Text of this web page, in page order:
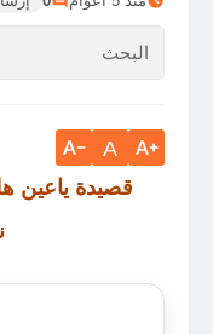
A
قصيدة ياعين